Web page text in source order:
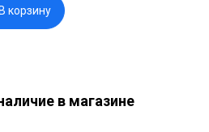
В корзину
в магазине